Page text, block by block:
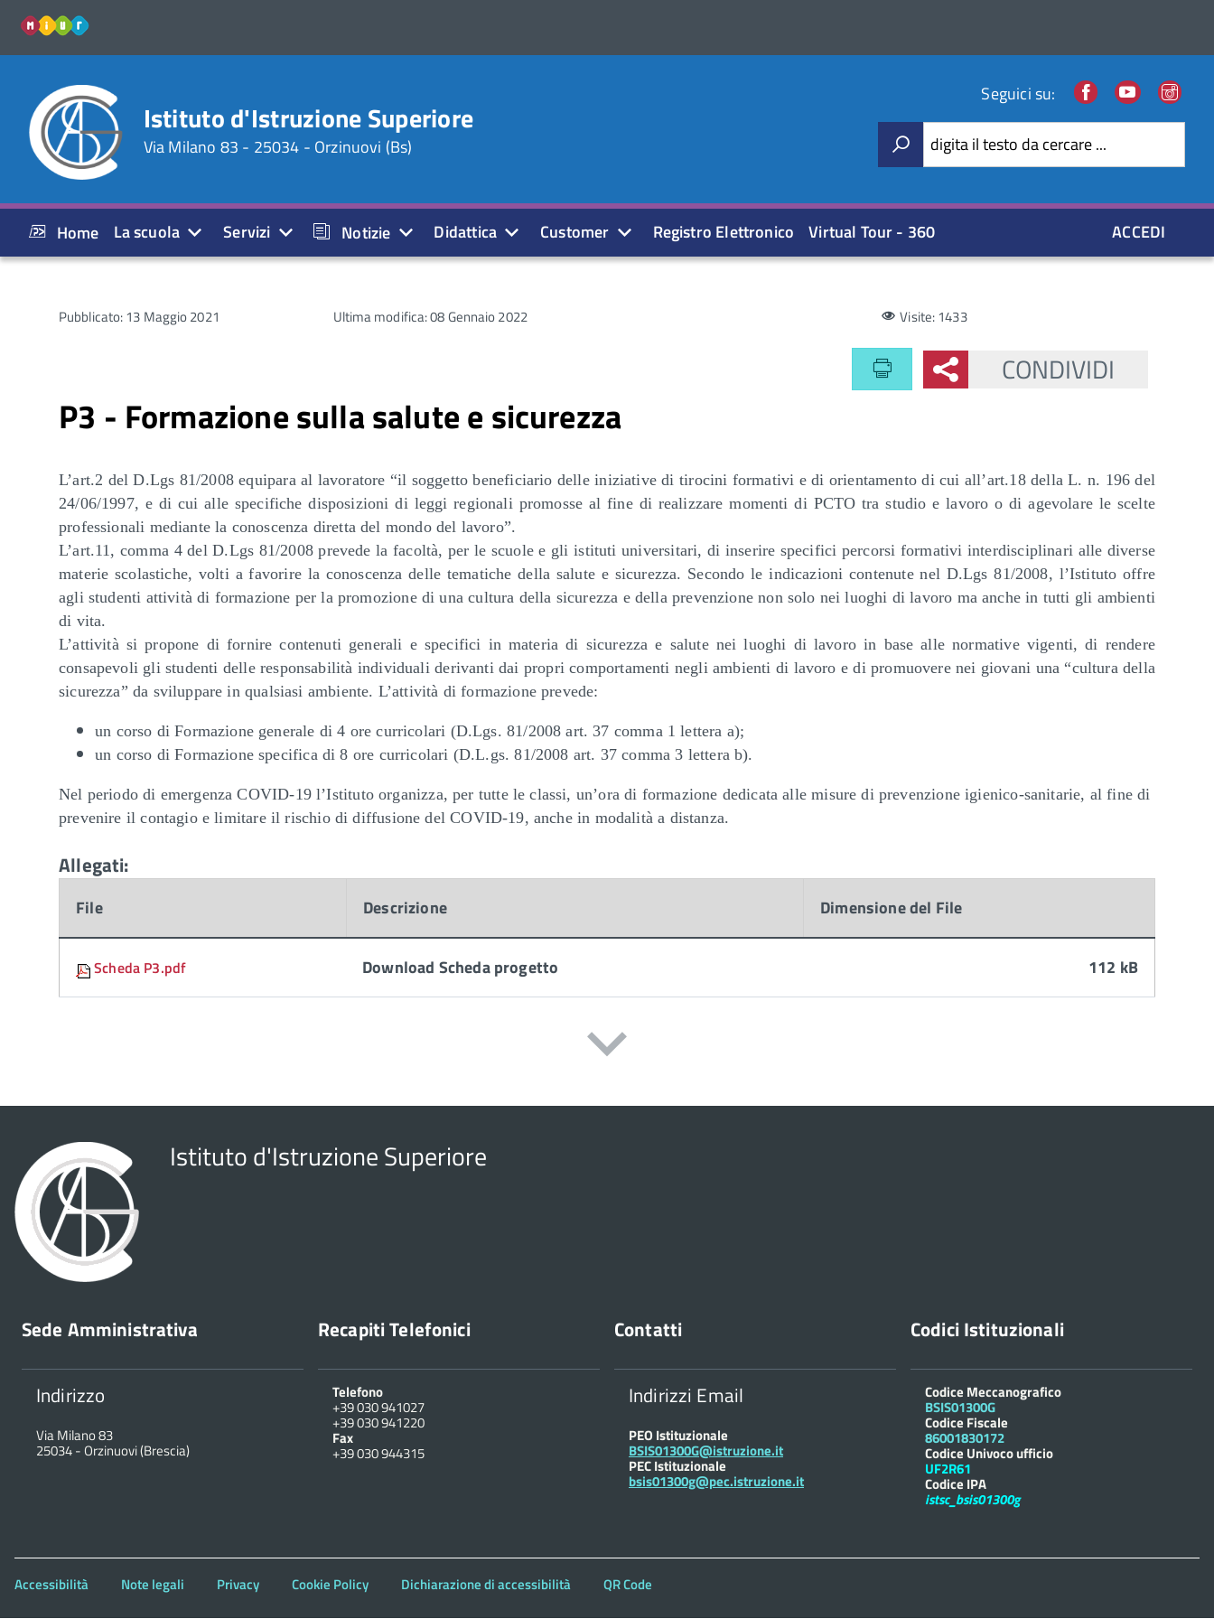
Istituto d'Istruzione Superiore
Via Milano 83 - 25034 - Orzinuovi (Bs)
Seguici su: FacebookYoutube
digita il testo da cercare ...
Home La scuola Servizi Notizie Didattica ACCEDI
Customer Registro Elettronico Virtual Tour - 360
Pubblicato: 13 Maggio 2021 Ultima modifica: 08 Gennaio 2022 Visite: 1433
CONDIVIDI
P3 - Formazione sulla salute e sicurezza
L’art.2 del D.Lgs 81/2008 equipara al lavoratore “il soggetto beneficiario delle iniziative di tirocini formativi e di orientamento di cui all’art.18 della L. n. 196 del
24/06/1997, e di cui alle specifiche disposizioni di leggi regionali promosse al fine di realizzare momenti di PCTO tra studio e lavoro o di agevolare le scelte
professionali mediante la conoscenza diretta del mondo del lavoro”.
L’art.11, comma 4 del D.Lgs 81/2008 prevede la facoltà, per le scuole e gli istituti universitari, di inserire specifici percorsi formativi interdisciplinari alle diverse
materie scolastiche, volti a favorire la conoscenza delle tematiche della salute e sicurezza. Secondo le indicazioni contenute nel D.Lgs 81/2008, l’Istituto offre
agli studenti attività di formazione per la promozione di una cultura della sicurezza e della prevenzione non solo nei luoghi di lavoro ma anche in tutti gli ambienti
di vita.
L’attività si propone di fornire contenuti generali e specifici in materia di sicurezza e salute nei luoghi di lavoro in base alle normative vigenti, di rendere
consapevoli gli studenti delle responsabilità individuali derivanti dai propri comportamenti negli ambienti di lavoro e di promuovere nei giovani una “cultura della
sicurezza” da sviluppare in qualsiasi ambiente. L’attività di formazione prevede:
un corso di Formazione generale di 4 ore curricolari (D.Lgs. 81/2008 art. 37 comma 1 lettera a);
un corso di Formazione specifica di 8 ore curricolari (D.L.gs. 81/2008 art. 37 comma 3 lettera b).
Nel periodo di emergenza COVID-19 l’Istituto organizza, per tutte le classi, un’ora di formazione dedicata alle misure di prevenzione igienico-sanitarie, al fine di
prevenire il contagio e limitare il rischio di diffusione del COVID-19, anche in modalità a distanza.
Allegati:
File Descrizione Dimensione del File
Scheda P3.pdf Download Scheda progetto 112 kB
Istituto d'Istruzione Superiore
Sede Amministrativa
Indirizzo
Via Milano 83
25034-Orzinuovi (Brescia)
Recapiti Telefonici
Telefono
+39 030 941027
+39 030 941220
Fax
+39 030 944315
Contatti
Indirizzi Email
PEO Istituzionale
BSIS01300G@istruzione.it
PEC Istituzionale
bsis01300g@pec.istruzione.it
Codici Istituzionali
Codice Meccanografico
BSIS01300G
Codice Fiscale
86001830172
Codice Univoco ufficio
UF2R61
Codice IPA
istsc_bsis01300g
Accessibilità Note legali Privacy Cookie Policy Dichiarazione di accessibilità QR Code